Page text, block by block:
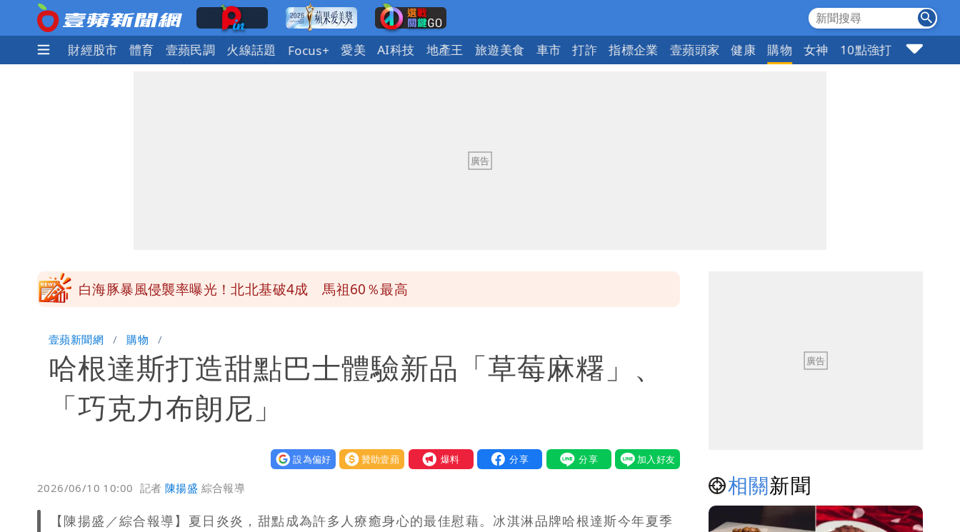
國際 財經股市 體育 壹蘋民調 火線話題 Focus+ 愛美 AI科技 地產王 旅遊美食 車市 打詐 指標企業 壹蘋頭家 健康 購物 女神 10點強打
「台股今年不只5萬點！」財經網美曝原因
壹蘋新聞網 購物
哈根達斯打造甜點巴士體驗新品「草莓麻糬」、
「巧克力布朗尼」
設為偏好 贊助壹蘋 我要爆料
2026/06/10 10:00 記者陳揚盛 綜合報導
【陳揚盛／綜合報導】夏日炎炎，甜點成為許多人療癒身心的最佳慰藉。冰淇淋品牌哈根達斯今年夏季
相關新聞